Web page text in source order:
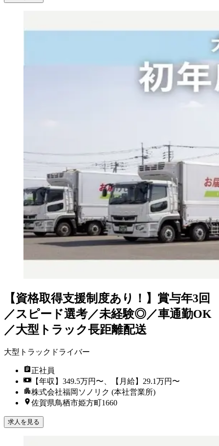
【資格取得支援制度あり！】賞与年3回
／スピード選考／未経験◎／車通勤OK
／大型トラック長距離配送
大型トラックドライバー
正社員
【年収】349.5万円〜、【月給】29.1万円〜
株式会社福岡ソノリク (本社営業所)
佐賀県鳥栖市姫方町1660
求人を見る